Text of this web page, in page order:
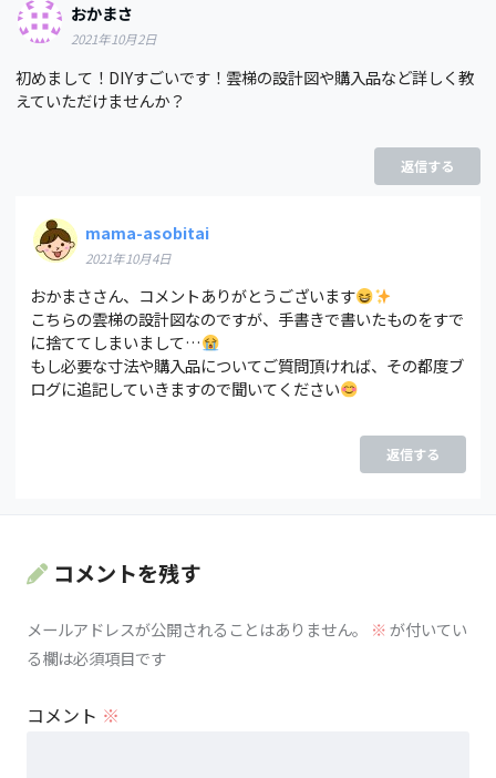
おかまさ
2021年10月2日
初めまして！DIYすごいです！雲梯の設計図や購入品など詳しく教
えていただけませんか？
返信する
mama-asobitai
2021年10月4日
おかまささん、コメントありがとうございます
こちらの雲梯の設計図なのですが、手書きで書いたものをすで
に捨ててしまいまして…
もし必要な寸法や購入品についてご質問頂ければ、その都度ブ
ログに追記していきますので聞いてください
返信する
コメントを残す
メールアドレスが公開されることはありません。 ※が付いてい
る欄は必須項目です
コメント ※